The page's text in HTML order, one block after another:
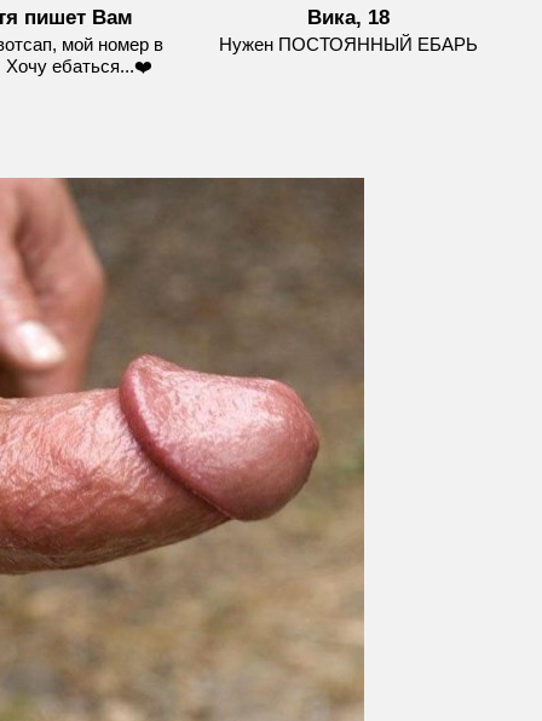
пишет Вам
мой номер в
Хочу ебаться...❤️
Вика, 18
Нужен ПОСТОЯННЫЙ ЕБАРЬ